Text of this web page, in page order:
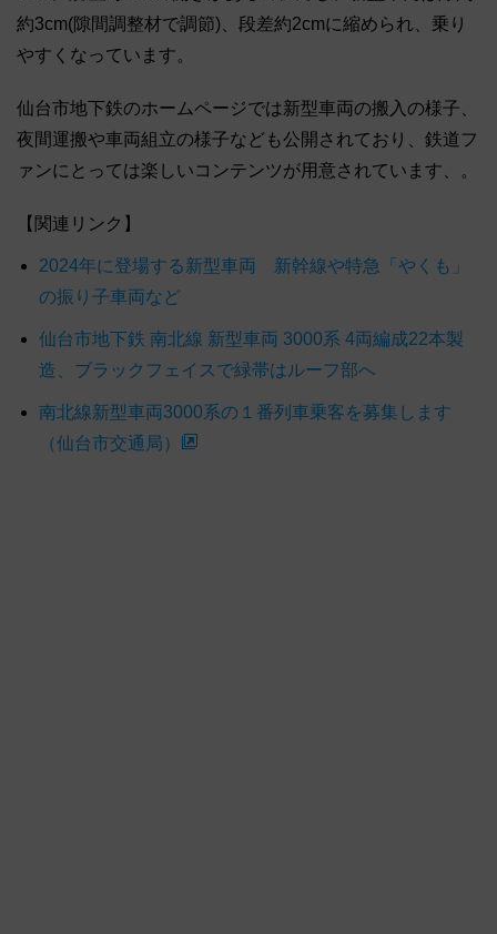
約3cm(隙間調整材で調節)、段差約2cmに縮められ、乗り
やすくなっています。
仙台市地下鉄のホームページでは新型車両の搬入の様子、
夜間運搬や車両組立の様子なども公開されており、鉄道フ
ァンにとっては楽しいコンテンツが用意されています、。
【関連リンク】
2024年に登場する新型車両 新幹線や特急「やくも」
の振り子車両など
仙台市地下鉄 南北線 新型車両 3000系 4両編成22本製
造、ブラックフェイスで緑帯はルーフ部へ
南北線新型車両3000系の１番列車乗客を募集します
（仙台市交通局）